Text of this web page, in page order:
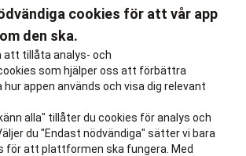
ett problem
cookies för att vår app
den ska.
att tillåta analys- och
som hjälper oss att förbättra
appen används och visa dig relevant
alla" tillåter du cookies för analys och
du "Endast nödvändiga" sätter vi bara
för att plattformen ska fungera. Med